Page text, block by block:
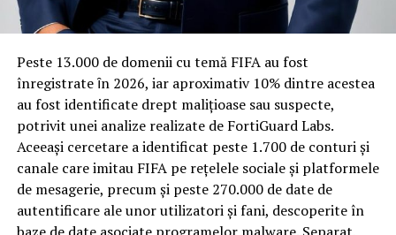
Codrut Olaru, un ”as” al jocului dublu
Astfel ca la varful DIICOT soarta incapatanatului Daniel
Horodniceanu este ca si pecetluita, „nea Gusti” Lazar
nereusind decat sa mai traga ceva de timp, pana ce
”alesul” lui Haineala va fi instalat si oficial la conducere.
Iar faptul ca Felix Banila provine din „pepiniera” de
procurori asumata de Codrut Olaru nu mai trebuie sa
mire pe nimeni, „fratia bacauana” fiind, din nou, una tot
materiale rezistente
Spre diferență de o locuință obișnuită, o cameră de hotel
trece printr-un ciclu de utilizare intensă: oaspeți diferiți,
bagaje trase pe roți, curățenie zilnică, uneori mai multe
rezervări consecutive în aceeași săptămână. Această
frecvență ridicată de utilizare pune presiune reală pe
orice suprafață, iar pardoseala este printre primele
elemente afectate vizibil, mai ales în zona din jurul
patului și a ușii de acces.
Peste 13.000 de domenii cu temă FIFA au fost
înregistrate ȋn 2026, iar aproximativ 10% dintre acestea
au fost identificate drept malițioase sau suspecte,
potrivit unei analize realizate de FortiGuard Labs.
Aceeași cercetare a identificat peste 1.700 de conturi și
canale care imitau FIFA pe rețelele sociale și platformele
de mesagerie, precum și peste 270.000 de date de
autentificare ale unor utilizatori și fani, descoperite în